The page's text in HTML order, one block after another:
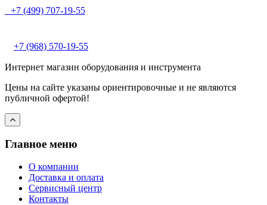
+7 (499) 707-19-55
+7 (968) 570-19-55
Интернет магазин оборудования и инструмента
Цены на сайте указаны ориентировочные и не являются
публичной офертой!
Главное меню
О компании
Доставка и оплата
Сервисный центр
Контакты